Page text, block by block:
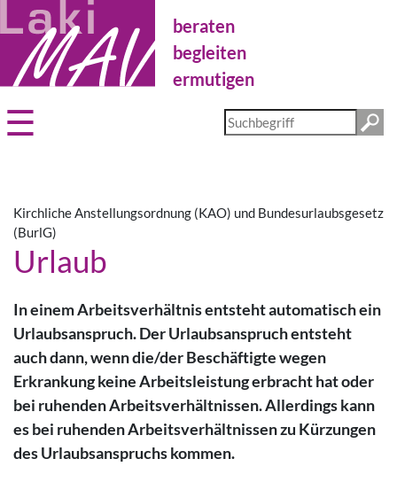
Direkt
zum
Inhalt
beraten
begleiten
ermutigen
Diese
Website
Kirchliche Anstellungsordnung (KAO) und Bundesurlaubsgesetz
(BurlG)
Urlaub
In einem Arbeitsverhältnis entsteht automatisch ein
Urlaubsanspruch. Der Urlaubsanspruch entsteht
auch dann, wenn die/der Beschäftigte wegen
Erkrankung keine Arbeitsleistung erbracht hat oder
bei ruhenden Arbeitsverhältnissen. Allerdings kann
es bei ruhenden Arbeitsverhältnissen zu Kürzungen
des Urlaubsanspruchs kommen.